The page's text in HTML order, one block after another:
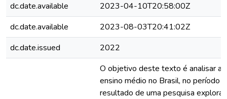
dc.date.available
2023-04-10T20:58:00Z
dc.date.available
2023-08-03T20:41:02Z
dc.date.issued
2022
O objetivo deste texto é analisar
ensino médio no Brasil, no
resultado de uma pesquisa